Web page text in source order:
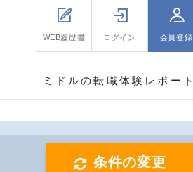
WEB履歴書 ログイン 会員登録
ミドルの転職体験レポート
条件の変更